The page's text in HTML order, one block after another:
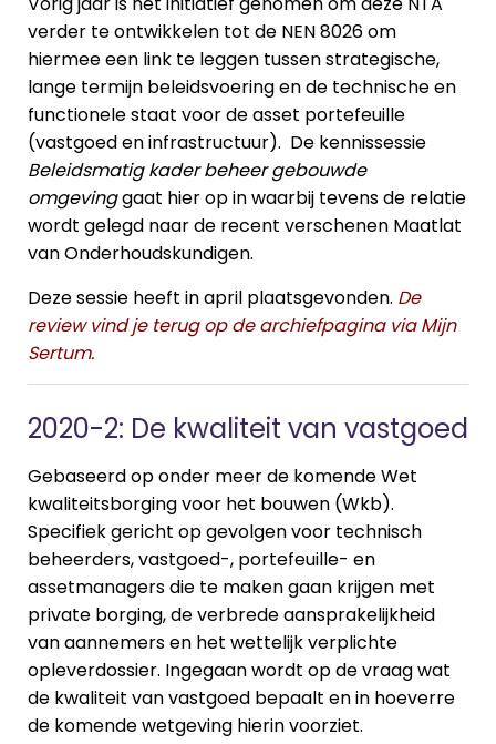
verder te ontwikkelen tot de NEN 8026 om
hiermee een link te leggen tussen strategische,
lange termijn beleidsvoering en de technische en
functionele staat voor de asset portefeuille
(vastgoed en infrastructuur). De kennissessie
Beleidsmatig kader beheer gebouwde
omgevinggaat hier op in waarbij tevens de relatie
wordt gelegd naar de recent verschenen Maatlat
van Onderhoudskundigen.
Deze sessie heeft in april plaatsgevonden. De
review vind je terug op de archiefpagina via Mijn
Sertum.
2020-2: De kwaliteit van vastgoed
Gebaseerd op onder meer de komende Wet
kwaliteitsborging voor het bouwen (Wkb).
Specifiek gericht op gevolgen voor technisch
beheerders, vastgoed-, portefeuille- en
assetmanagers die te maken gaan krijgen met
private borging, de verbrede aansprakelijkheid
van aannemers en het wettelijk verplichte
opleverdossier. Ingegaan wordt op de vraag wat
de kwaliteit van vastgoed bepaalt en in hoeverre
de komende wetgeving hierin voorziet.